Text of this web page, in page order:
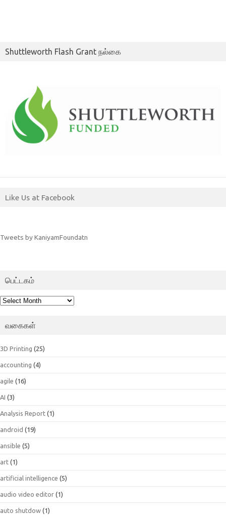
Shuttleworth Flash Grant நல்கை
Like Us at Facebook
Tweets by KaniyamFoundatn
பெட்டகம்
பெட்டகம்
வகைகள்
3D Printing (25)
accounting (4)
agile (16)
AI (3)
Analysis Report (1)
android (19)
ansible (5)
art (1)
artificial intelligence (5)
audio video editor (1)
auto shutdow (1)